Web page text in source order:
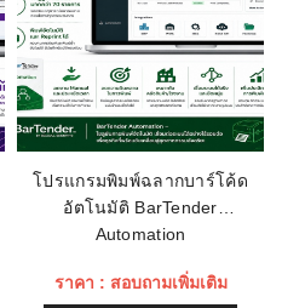
USB-C, Bluetooth 5.3, Wi-Fi
6
โปรแกรมพิมพ์ฉลากบาร์โค้ด
อัตโนมัติ BarTender
Automation
ราคา : สอบถามเพิ่มเติม